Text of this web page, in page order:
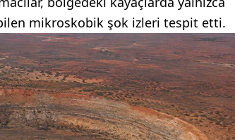
mikroskobik şok izleri tespit etti.